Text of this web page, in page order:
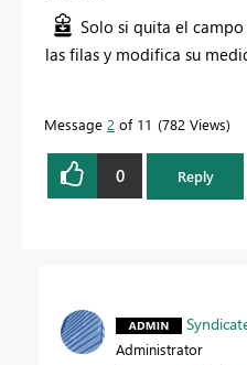
Solo si quita el
las filas y modifica su
Message 2 of 11 782 Views
0 Reply
Administrator